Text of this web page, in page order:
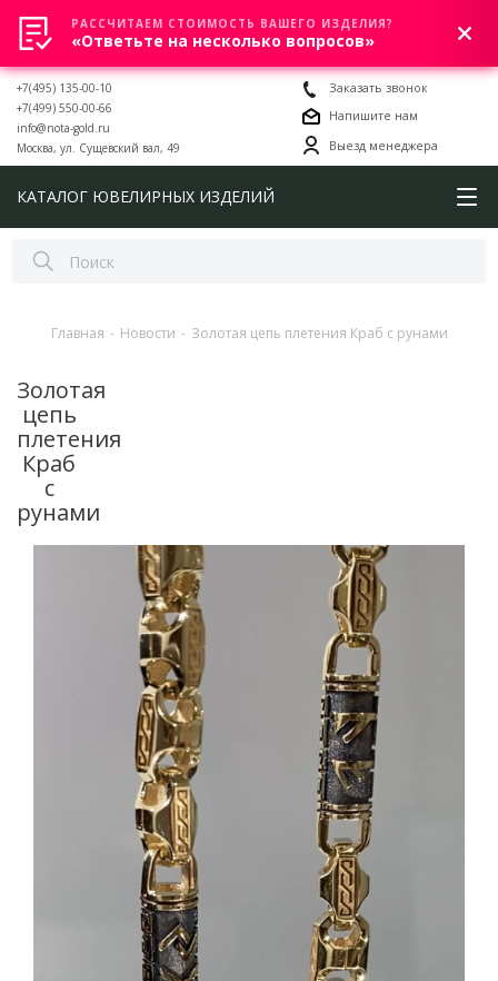
0
+7(495) 135-00-10
+7(499) 550-00-66
info@nota-gold.ru
Москва, ул. Сущевский вал, 49
Заказать звонок
Напишите нам
Выезд менеджера
КАТАЛОГ ЮВЕЛИРНЫХ ИЗДЕЛИЙ
Главная - Новости - Золотая цепь плетения Краб с рунами
Золотая
цепь
плетения
Краб
с
рунами
РАССЧИТАЕМ СТОИМОСТЬ ВАШЕГО ИЗДЕЛИЯ?
«Ответьте на несколько вопросов»